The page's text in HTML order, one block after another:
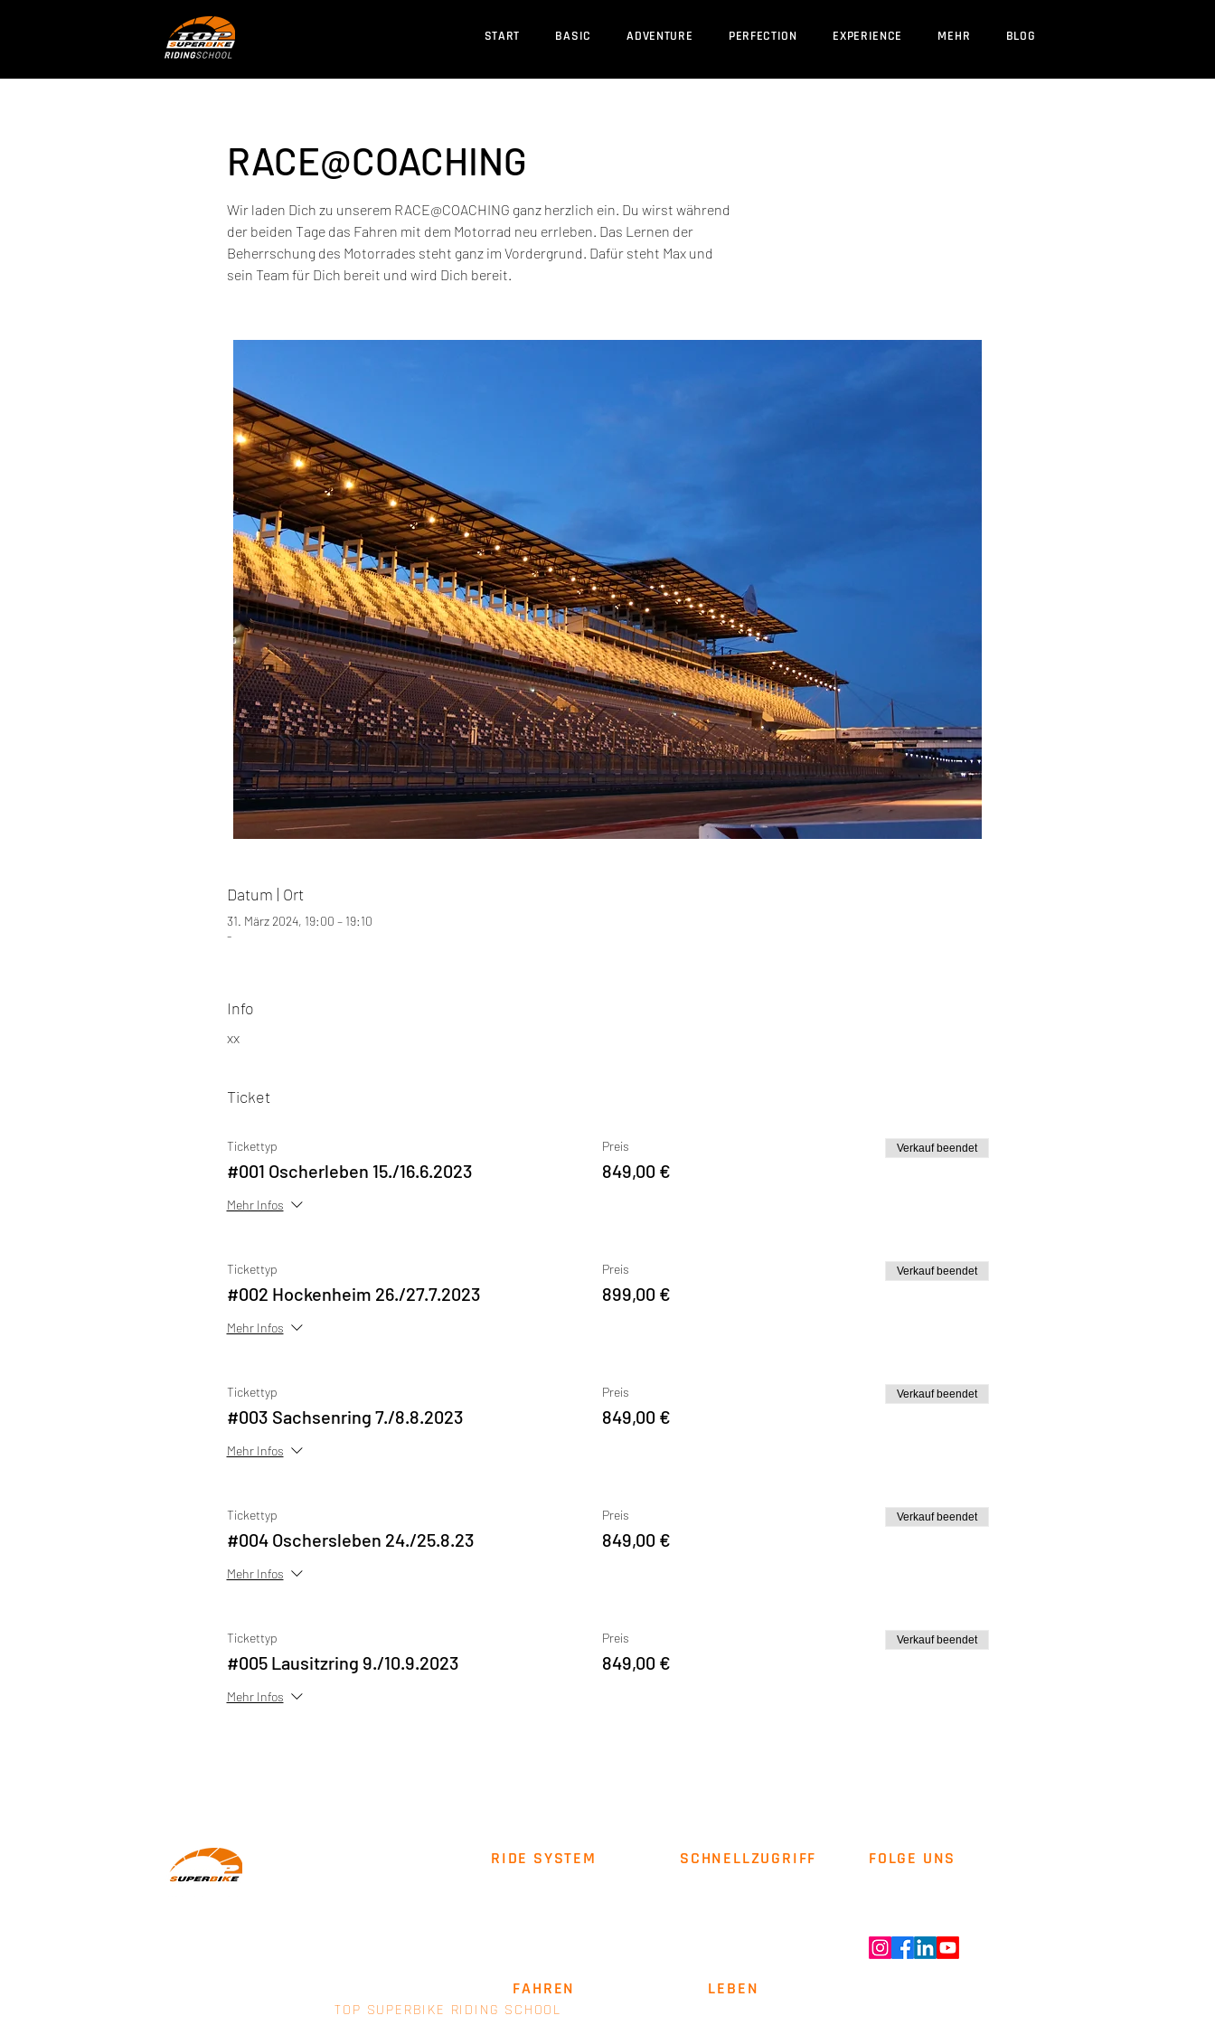
START BASIC ADVENTURE PERFECTION EXPERIENCE MEHR BLOG
RACE@COACHING
Wir laden Dich zu unserem RACE@COACHING ganz herzlich ein. Du wirst während
der beiden Tage das Fahren mit dem Motorrad neu errleben. Das Lernen der
Beherrschung des Motorrades steht ganz im Vordergrund. Dafür steht Max und
sein Team für Dich bereit und wird Dich bereit.
Datum | Ort
31. März 2024, 19:00 – 19:10
-
Info
xx
Ticket
Tickettyp
#001 Oscherleben 15./16.6.2023
Mehr Infos
Preis
849,00 €
Verkauf beendet
Tickettyp
#002 Hockenheim 26./27.7.2023
Mehr Infos
Preis
899,00 €
Verkauf beendet
Tickettyp
#003 Sachsenring 7./8.8.2023
Mehr Infos
Preis
849,00 €
Verkauf beendet
Tickettyp
#004 Oschersleben 24./25.8.23
Mehr Infos
Preis
849,00 €
Verkauf beendet
Tickettyp
#005 Lausitzring 9./10.9.2023
Mehr Infos
Preis
849,00 €
Verkauf beendet
RIDE SYSTEM SCHNELLZUGRIFF FOLGE UNS
FAHREN LEBEN
TOP SUPERBIKE RIDING SCHOOL